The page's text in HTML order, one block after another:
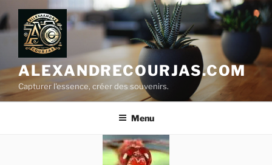
Aller
au
contenu
principal
ALEXANDRECOURJAS.COM
Capturer l'essence, créer des souvenirs.
Menu